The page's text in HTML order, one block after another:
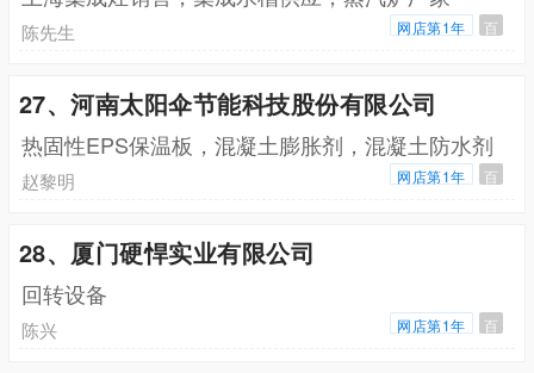
陈先生 网店第1年 百
27、河南太阳伞节能科技股份有限公司
热固性EPS保温板，混凝土膨胀剂，混凝土防水剂
赵黎明 网店第1年 百
28、厦门硬悍实业有限公司
回转设备
陈兴 网店第1年 百